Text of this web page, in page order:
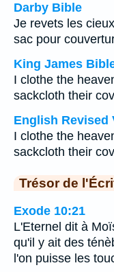
Darby Bible
Je revets les
sac pour
King James
I clothe the
sackcloth their
English Revised
I clothe the
sackcloth their
Trésor de
Exode 10:21
L'Eternel dit à
qu'il y ait des
l'on puisse les